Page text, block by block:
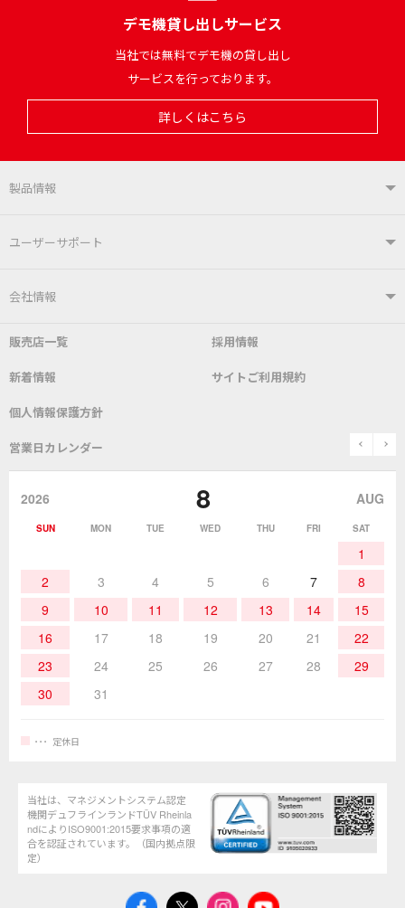
デモ機貸し出しサービス
当社では無料でデモ機の貸し出し
サービスを行っております。
詳しくはこちら
製品情報
製品情報TOP
はんだ付けシステム
こて先 自動はんだ送り装置
表面実装/SMT関連
作業環境／材料
ユーザーサポート
ユーザーサポートTOP
よくあるご質問 デモ機貸し出しサービス
SDS(MSDS)製品
取扱説明書
該非説明発行の申込み
会社情報
会社概要 社長あいさつ
グットのあゆみ
販売店一覧 採用情報
新着情報 サイトご利用規約
個人情報保護方針
営業日カレンダー prev
2026 8 AUG
SUN MON TUE WED THU FRI SAT
1
2
3 4 5 6 7
8
9
10 11 12 13 14
15
16
17 18 19 20 21
22
23
24 25 26 27 28
29
30
31
定休日
当社は、マネジメントシステム認定
機関デュフラインランドTÜV Rheinla
ndによりISO9001:2015要求事項の適
合を認証されています。（国内拠点限
定）